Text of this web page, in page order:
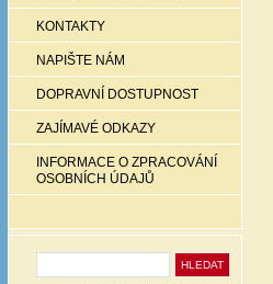
KONTAKTY
NAPIŠTE NÁM
DOPRAVNÍ DOSTUPNOST
ZAJÍMAVÉ ODKAZY
INFORMACE O ZPRACOVÁNÍ
OSOBNÍCH ÚDAJŮ